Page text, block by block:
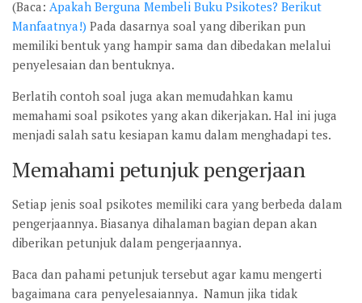
(Baca: Apakah Berguna Membeli Buku Psikotes? Berikut
Manfaatnya!) Pada dasarnya soal yang diberikan pun
memiliki bentuk yang hampir sama dan dibedakan melalui
penyelesaian dan bentuknya.
Berlatih contoh soal juga akan memudahkan kamu
memahami soal psikotes yang akan dikerjakan. Hal ini juga
menjadi salah satu kesiapan kamu dalam menghadapi tes.
Memahami petunjuk pengerjaan
Setiap jenis soal psikotes memiliki cara yang berbeda dalam
pengerjaannya. Biasanya dihalaman bagian depan akan
diberikan petunjuk dalam pengerjaannya.
Baca dan pahami petunjuk tersebut agar kamu mengerti
bagaimana cara penyelesaiannya. Namun jika tidak